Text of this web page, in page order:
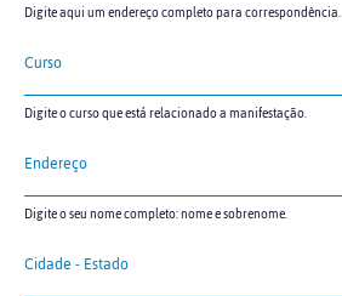
Digite aqui um endereço completo para correspondência.
Curso
Digite o curso que está relacionado a manifestação.
Endereço
Digite o seu nome completo: nome e sobrenome.
Cidade - Estado